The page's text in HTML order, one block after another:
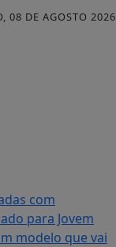
08 DE AGOSTO 2026
com
para Jovem
modelo que vai